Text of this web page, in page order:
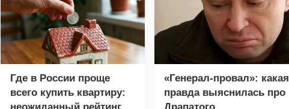
Где в России проще
всего купить квартиру:
«Генерал-провал»: какая
правда выяснилась про